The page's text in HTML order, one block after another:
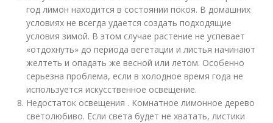
год лимон находится в состоянии покоя. В домашних
условиях не всегда удается создать подходящие
условия зимой. В этом случае растение не успевает
«отдохнуть» до периода вегетации и листья начинают
желтеть и опадать же весной или летом. Особенно
серьезна проблема, если в холодное время года не
используется искусственное освещение.
Недостаток освещения . Комнатное лимонное дерево
светолюбиво. Если света будет не хватать, листики